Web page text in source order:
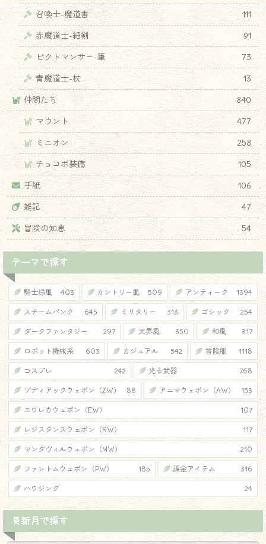
召喚士-魔道書
111
赤魔道士-細剣
91
ピクトマンサー-筆
73
青魔道士-杖
13
仲間たち
840
マウント
477
ミニオン
258
チョコボ装備
105
手紙
106
雑記
47
冒険の知恵
54
テーマで探す
騎士様風 403 カントリー風 509 アンティーク 1394
スチームパンク 645 ミリタリー 313 ゴシック 254
ダークファンタジー 297 天界風 350 和風 317
ロボット機械系 603 カジュアル 542 冒険服 1118
コスプレ 242 光る武器 768
ゾディアックウェポン（ZW） 88 アニマウェポン（AW） 153
エウレカウェポン（EW） 107
レジスタンスウェポン（RW） 117
マンダヴィルウェポン（MW） 210
ファントムウェポン（PW） 185 課金アイテム 316
ハウジング 24
更新月で探す